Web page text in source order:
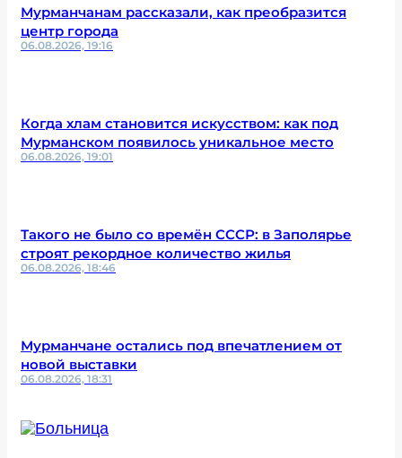
Мурманчанам рассказали, как преобразится
центр города
06.08.2026, 19:16
Когда хлам становится искусством: как под
Мурманском появилось уникальное место
06.08.2026, 19:01
Такого не было со времён СССР: в Заполярье
строят рекордное количество жилья
06.08.2026, 18:46
Мурманчане остались под впечатлением от
новой выставки
06.08.2026, 18:31